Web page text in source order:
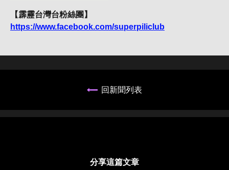
【霹靂台灣台粉絲團】
https://www.facebook.com/superpiliclub
回新聞列表
分享這篇文章